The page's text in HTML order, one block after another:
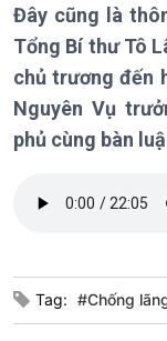
Trước giờ mở cửa
Dòng chảy Kinh tế
Sức sống hàng Việt
Khởi nghiệp
Tuyên chiến với
thương mại
Xã hội
Tin Đời sống & Xã
Đây cũng là
Tổng Bí thư Tô
chủ trương đến
Nguyên Vụ
phủ cùng bàn
Tag: #Chống